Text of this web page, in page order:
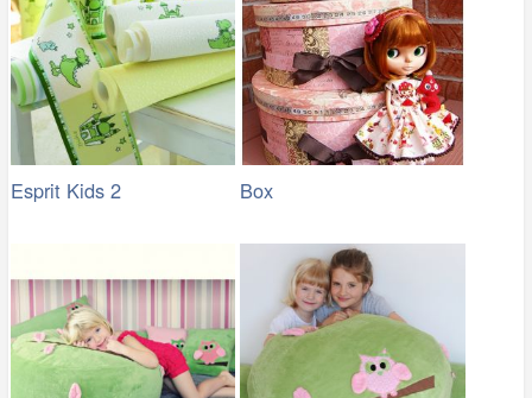
Esprit Kids 2 Box